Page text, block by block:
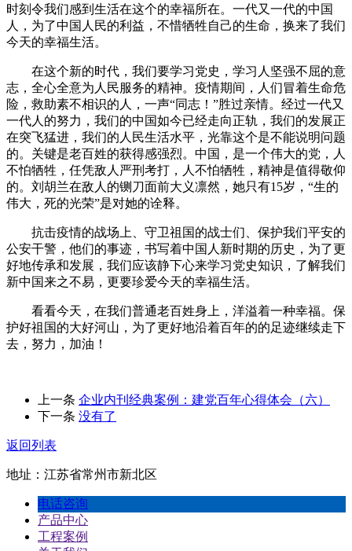
时刻令我们感到生活在这个的幸福所在。一代又一代的中国
人，为了中国人民的利益，不惜牺牲自己的生命，换来了我们
今天的幸福生活。
在这个新的时代，我们要学习党史，学习人坚强不屈的意
志，全心全意为人民服务的精神。疫情期间，人们冒着生命危
险，救助素不相识的人，一声“同志！”胜过亲情。经过一代又
一代人的努力，我们的中国如今已经走向正轨，我们的发展正
在突飞猛进，我们的人民生活水平，光靠这个是不能说明问题
的。关键是老百姓的获得感强烈。中国，是一个伟大的党，人
不怕牺牲，任凭敌人严刑考打，人不怕牺牲，精神是值得敬仰
的。刘胡兰在敌人的铡刀面前大义凛然，她只有15岁，“生的
伟大，死的光荣”是对她的诠释。
抗击疫情的战场上、守卫祖国的战士们、保护我们平安的
公安干警，他们的事迹，书写着中国人新时期的历史，为了更
好地传承和发展，我们应该静下心来学习党史知识，了解我们
新中国来之不易，更要珍爱今天的幸福生活。
看看今天，在我们普通老百姓身上，洋溢着一种幸福。保
护好祖国的大好河山，为了更好地沿着百年的的足迹继续走下
去，努力，加油！
上一条 企业内刊经典案例：建党百年心得体会（六）
下一条 没有了
返回列表
地址：江苏省常州市新北区
电话咨询
产品中心
工程案例